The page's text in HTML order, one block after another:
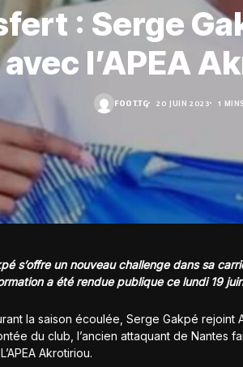
: Serge
avec l’APEA
FOOT.TG 20 JUIN 2023 1
s’offre un nouveau challenge dans sa
a été rendue publique ce lundi 19
la saison écoulée, Serge Gakpé rejoint
du club, l’ancien attaquant de Nantes
Akrotiriou.